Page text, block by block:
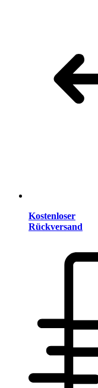
Kostenloser
Rückversand